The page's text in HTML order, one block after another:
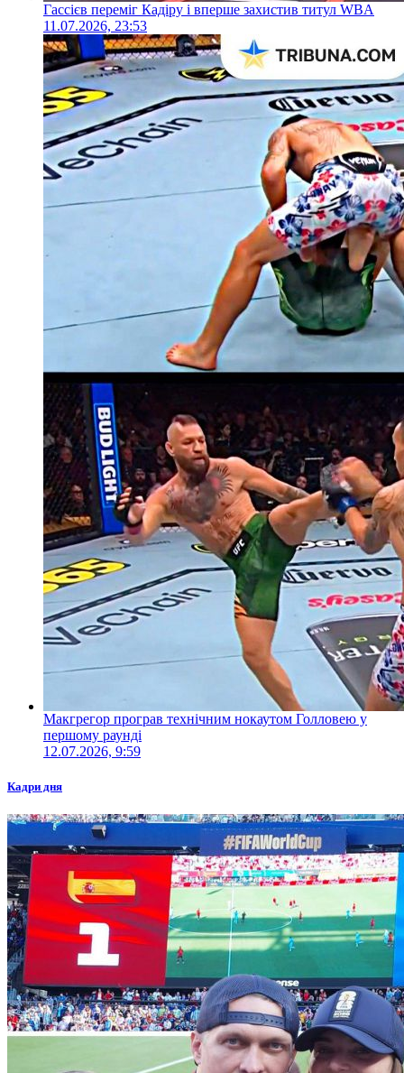
Гассієв переміг Кадіру і вперше захистив титул WBA
11.07.2026, 23:53
Макгрегор програв технічним нокаутом Голловею у
першому раунді
12.07.2026, 9:59
Кадри дня